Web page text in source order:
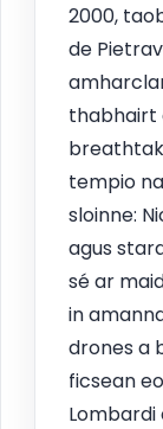
2000,
de
thabhairt
tempio
sloinne:
agus
sé ar
in
drones a
ficsean
Lombardi